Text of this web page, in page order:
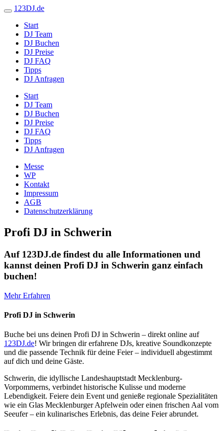
123DJ.de
Start
DJ Team
DJ Buchen
DJ Preise
DJ FAQ
Tipps
DJ Anfragen
Start
DJ Team
DJ Buchen
DJ Preise
DJ FAQ
Tipps
DJ Anfragen
Messe
WP
Kontakt
Impressum
AGB
Datenschutzerklärung
Profi DJ in Schwerin
Auf 123DJ.de findest du alle Informationen und
kannst deinen Profi DJ in Schwerin ganz einfach
buchen!
Mehr Erfahren
Profi DJ in Schwerin
Buche bei uns deinen Profi DJ in Schwerin – direkt online auf
123DJ.de! Wir bringen dir erfahrene DJs, kreative Soundkonzepte
und die passende Technik für deine Feier – individuell abgestimmt
auf dich und deine Gäste.
Schwerin, die idyllische Landeshauptstadt Mecklenburg-
Vorpommerns, verbindet historische Kulisse und moderne
Lebendigkeit. Feiere dein Event und genieße regionale Spezialitäten
wie ein Glas Mecklenburger Apfelwein oder einen frischen Aal vom
Seeufer – ein kulinarisches Erlebnis, das deine Feier abrundet.